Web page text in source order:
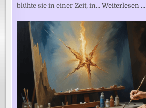
blühte sie in einer Zeit, in…Weiterlesen …